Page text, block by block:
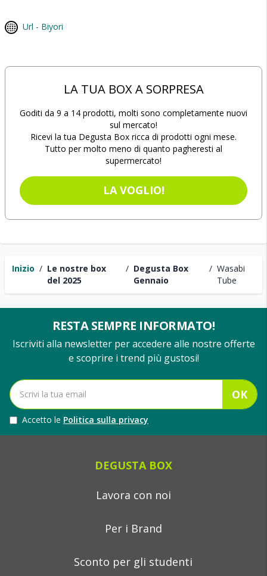
Inizio / Le nostre box
del 2025
/ Degusta Box
Gennaio
/ Wasabi
Tube
Url - Biyori
LA TUA BOX A SORPRESA
Goditi da 9 a 14 prodotti, molti sono completamente nuovi
sul mercato!
Ricevi la tua Degusta Box ricca di prodotti ogni mese.
Tutto per molto meno di quanto pagheresti al
supermercato!
LA VOGLIO!
RESTA SEMPRE INFORMATO!
Iscriviti alla newsletter per accedere alle nostre offerte
e scoprire i trend più gustosi!
OK
Accetto le Politica sulla privacy
DEGUSTA BOX
Lavora con noi
Per i Brand
Sconto per gli studenti